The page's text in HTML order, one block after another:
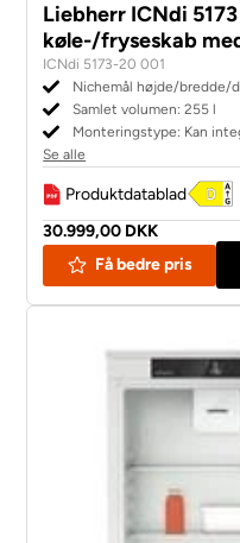
Liebherr ICNdi
køle-/fryseskab
ICNdi 5173-20 001
Nichemål højde/bredde/
Samlet volumen: 255 l
Monteringstype: Kan
Se alle
Produktdatablad
30.999,00 DKK
Få bedre pris